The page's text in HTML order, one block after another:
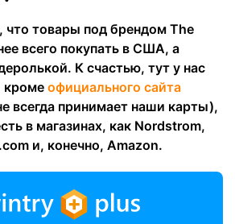
что товары под брендом The
всего покупать в США, а
К счастью, тут у нас
кроме официального сайта
всегда принимает наши карты),
в магазинах, как Nordstrom,
и, конечно, Amazon.